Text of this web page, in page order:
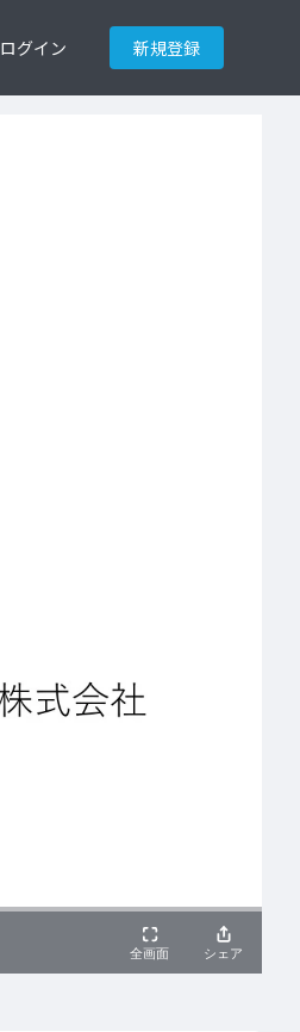
ログイン 新規登録